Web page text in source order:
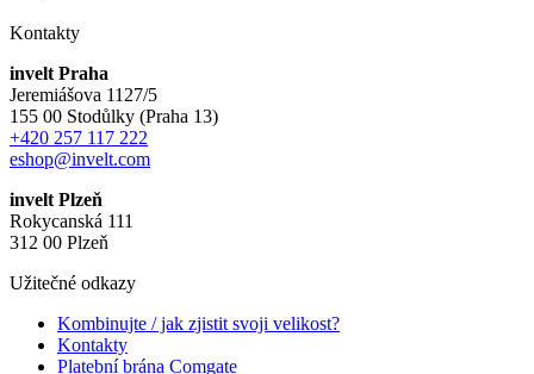
Kontakty
invelt Praha
Jeremiášova 1127/5
155 00 Stodůlky (Praha 13)
+420 257 117 222
eshop@invelt.com
invelt Plzeň
Rokycanská 111
312 00 Plzeň
Užitečné odkazy
Kombinujte / jak zjistit svoji velikost?
Kontakty
Platební brána Comgate